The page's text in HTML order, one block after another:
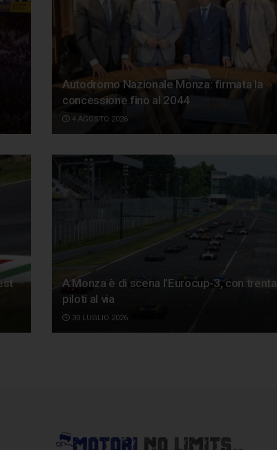
Autodromo Nazionale Monza: firmata la
concessione fino al 2044
4 AGOSTO 2026
A Monza è di scena l’Eurocup-3, con trenta
piloti al via
30 LUGLIO 2026